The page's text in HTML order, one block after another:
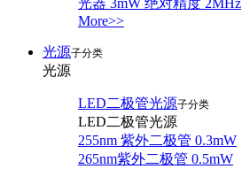
光器 3mW 绝对精度 2MHz
More>>
光源子分类
光源
LED二极管光源子分类
LED二极管光源
255nm 紫外二极管 0.3mW
265nm紫外二极管 0.5mW